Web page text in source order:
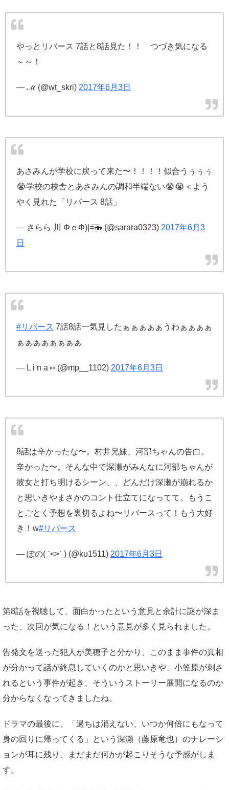
やっとリバース 7話と8話見た！！ つづき気になる
～～！
— ℳ (@wt_skri) 2017年6月3日
あさみんが学校に戻って来た〜！！！！似合うぅぅぅ
😭学校の校舎とあさみんの調和半端ない😭😭＜よう
やく見れた「リバース 8話」
— さらら 川 ΦｅΦ)|=͟͟͞͞🍣 (@sarara0323) 2017年6月3
日
#リバース 7話8話一気見したぁぁぁぁぁうわぁぁぁぁ
ぁぁぁぁぁぁぁぁ
— L i n a ⑅ (@mp__1102) 2017年6月3日
8話は辛かったな〜。村井兄妹、河部ちゃんの告白。
辛かった〜。そんな中で深瀬がみんなに河部ちゃんが
彼女と打ち明けるシーン、、どんだけ深瀬が崩れるか
と思いきやまさかのコント仕立てになってて。もうこ
とごとく予想を裏切るよね〜リバースって！もう大好
き！w#リバース
— ぽの( ˊ̱˂˃ˋ̱ ) (@ku1511) 2017年6月3日
第8話を視聴して、面白かったという意見と余計に謎が深ま
った、次回が気になる！という意見が多く見られました。
告発文を送った犯人が美穂子と分かり、このまま事件の真相
が分かって話が終息していくのかと思いきや、小笠原が刺さ
れるという事件が起き、そういうストーリー展開になるのか
分からなくなってきましたね。
ドラマの最後に、「過ちは消えない、いつか何倍にもなって
身の回りに帰ってくる」という深瀬（藤原竜也）のナレーシ
ョンが耳に残り、まだまだ何かが起こりそうな予感がしま
す。